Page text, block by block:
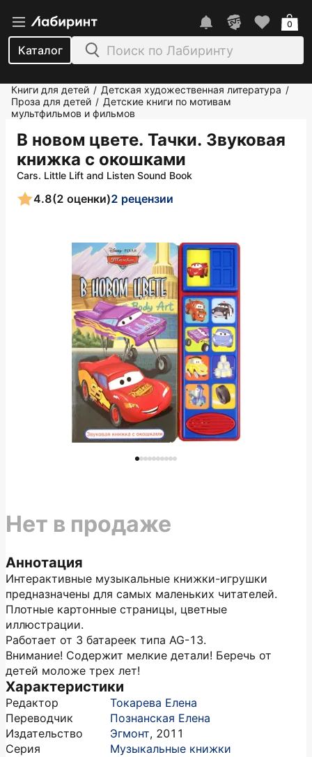
Каталог
0
Книги для детей / Детская художественная литература /
Проза для детей / Детские книги по мотивам
мультфильмов и фильмов
В новом цвете. Тачки. Звуковая
книжка с окошками
Cars. Little Lift and Listen Sound Book
4.8(2 оценки)2 рецензии
Аннотация
Интерактивные музыкальные книжки-игрушки
предназначены для самых маленьких читателей.
Плотные картонные страницы, цветные
иллюстрации.
Работает от 3 батареек типа AG-13.
Внимание! Содержит мелкие детали! Беречь от
детей моложе трех лет!
Характеристики
Редактор
Токарева Елена
Переводчик
Познанская Елена
Издательство
Эгмонт, 2011
Серия
Музыкальные книжки
Нет в продаже